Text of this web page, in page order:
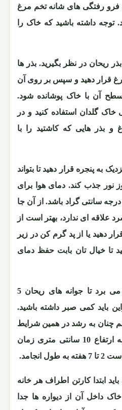
فرو رفتگی های شانه تخم مرغ
داشته باشید که خاک را
هر فرو رفتگی 3 یا 4 بذر ریحان در نظر بگیرید. بذر ها
قرار دهید و سپس بر روی آن
آن با خاک پوشانده شود.
خاک گلدان استفاده کنید و در
بذر هایی که کاشتید را با
به پنجره قرار دهید تا بتواند
نور جذب کند. دمای هوا برای
پرورش بذر ها باید 15 تا 20 درجه سانتی گراد باشد. از آن جا
علاقه ای ندارد، بهتر است از
دهید یا از پد گرم کن در زیر
تا خیال تان بابت حفظ دمای
معمولاً 2 تا 3 هفته زمان می برد تا جوانه های ریحان 5
باید کمی صبر داشته باشید.
چنان به رشد در همین شرایط
ادامه خواهند داد. رسیدن به ارتفاع 10 سانتی متری زمان
ابتدا کارتن اطراف هر خانه
داخل آن از دیواره ها جدا